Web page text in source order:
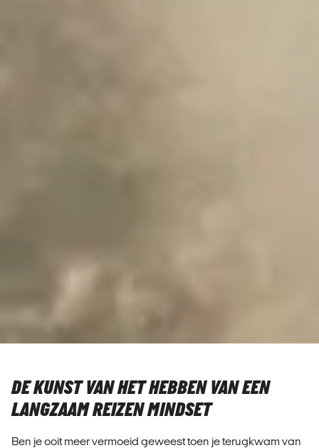
DE KUNST VAN HET HEBBEN VAN EEN
LANGZAAM REIZEN MINDSET
Ben je ooit meer vermoeid geweest toen je terugkwam van